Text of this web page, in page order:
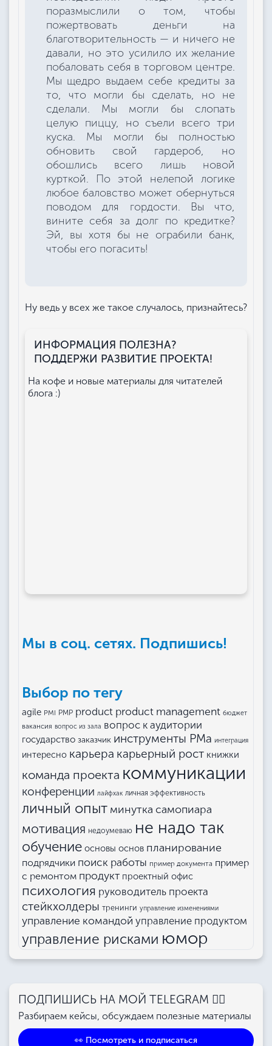
поразмыслили о том, чтобы
пожертвовать деньги на
благотворительность — и ничего не
давали, но это усилило их желание
побаловать себя в торговом центре.
Мы щедро выдаем себе кредиты за
то, что могли бы сделать, но не
сделали. Мы могли бы слопать
целую пиццу, но съели всего три
куска. Мы могли бы полностью
обновить свой гардероб, но
обошлись всего лишь новой
курткой. По этой нелепой логике
любое баловство может обернуться
поводом для гордости. Вы что,
вините себя за долг по кредитке?
Эй, вы хотя бы не ограбили банк,
чтобы его погасить!
Ну ведь у всех же такое случалось, признайтесь?
ИНФОРМАЦИЯ ПОЛЕЗНА?
ПОДДЕРЖИ РАЗВИТИЕ ПРОЕКТА!
На кофе и новые материалы для читателей
блога :)
Мы в соц. сетях. Подпишись!
Выбор по тегу
agile PMI PMP product product management бюджет
вакансия вопрос из зала вопрос к аудитории
государство заказчик инструменты РМа интеграция
интересно карьера карьерный рост книжки
команда проекта коммуникации
конференции лайфхак личная эффективность
личный опыт минутка самопиара
мотивация недоумеваю не надо так
обучение основы основ планирование
подрядчики поиск работы пример документа пример
с ремонтом продукт проектный офис
психология руководитель проекта
стейкхолдеры тренинги управление изменениями
управление командой управление продуктом
управление рисками юмор
ПОДПИШИСЬ НА МОЙ TELEGRAM 👉🏻
Разбираем кейсы, обсуждаем полезные материалы
👀 Посмотреть и подписаться